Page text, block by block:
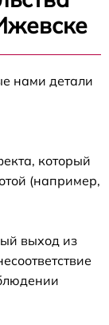
нами детали
который
(например,
выход из